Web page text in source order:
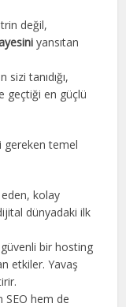
değil,
yansıtan
sizi tanıdığı,
geçtiği en güçlü
gereken temel
eden, kolay
dünyadaki ilk
güvenli bir hosting
etkiler. Yavaş
SEO hem de